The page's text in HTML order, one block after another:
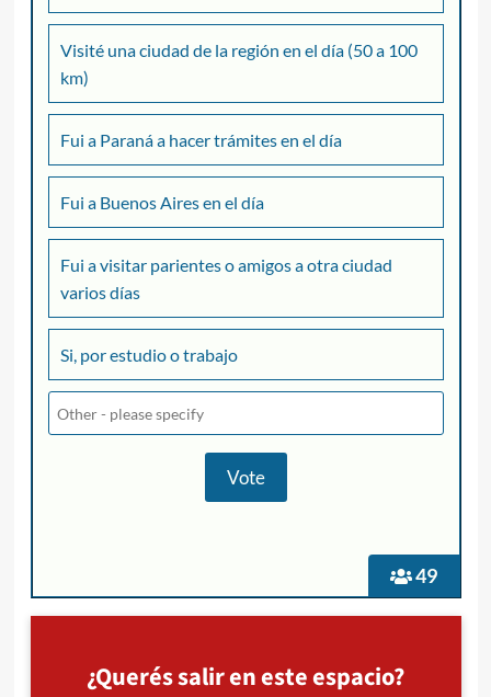
49
Visité una ciudad de la región en el día (50 a 100
km)
Fui a Paraná a hacer trámites en el día
Fui a Buenos Aires en el día
Fui a visitar parientes o amigos a otra ciudad
varios días
Si, por estudio o trabajo
¿Querés salir en este espacio?